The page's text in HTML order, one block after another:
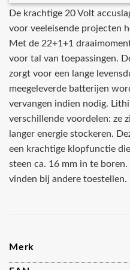
De krachtige 20 Volt
voor veeleisende projecten
Met de 22+1+1
voor tal van toepassingen.
zorgt voor een lange
meegeleverde batterijen
vervangen indien nodig.
verschillende voordelen: ze
langer energie stockeren.
een krachtige klopfunctie
steen ca. 16 mm in te
vinden bij andere toestellen.
Merk